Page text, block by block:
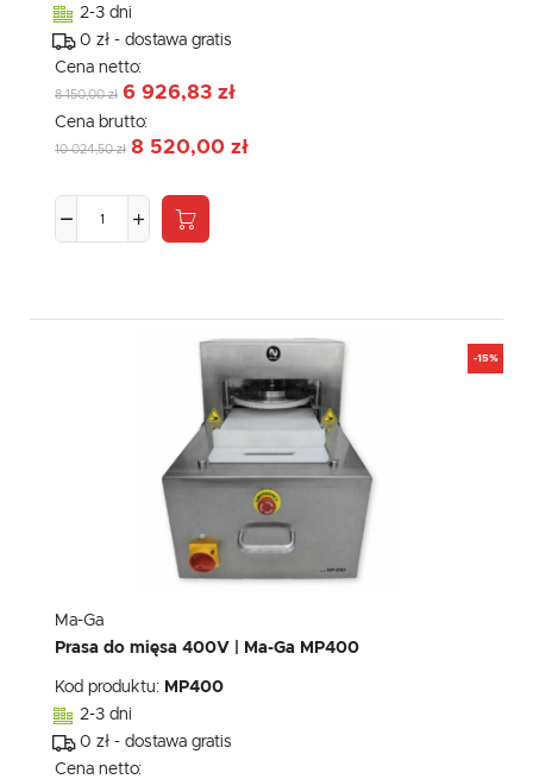
2-3 dni
0 zł - dostawa gratis
Cena netto:
8 150,00 zł 6 926,83 zł
Cena brutto:
10 024,50 zł 8 520,00 zł
-15%
Ma-Ga
Prasa do mięsa 400V | Ma-Ga MP400
Kod produktu: MP400
2-3 dni
0 zł - dostawa gratis
Cena netto: